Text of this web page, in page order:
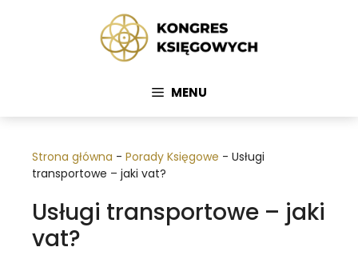
MENU
Strona główna - Porady Księgowe - Usługi
transportowe – jaki vat?
Usługi transportowe – jaki
vat?